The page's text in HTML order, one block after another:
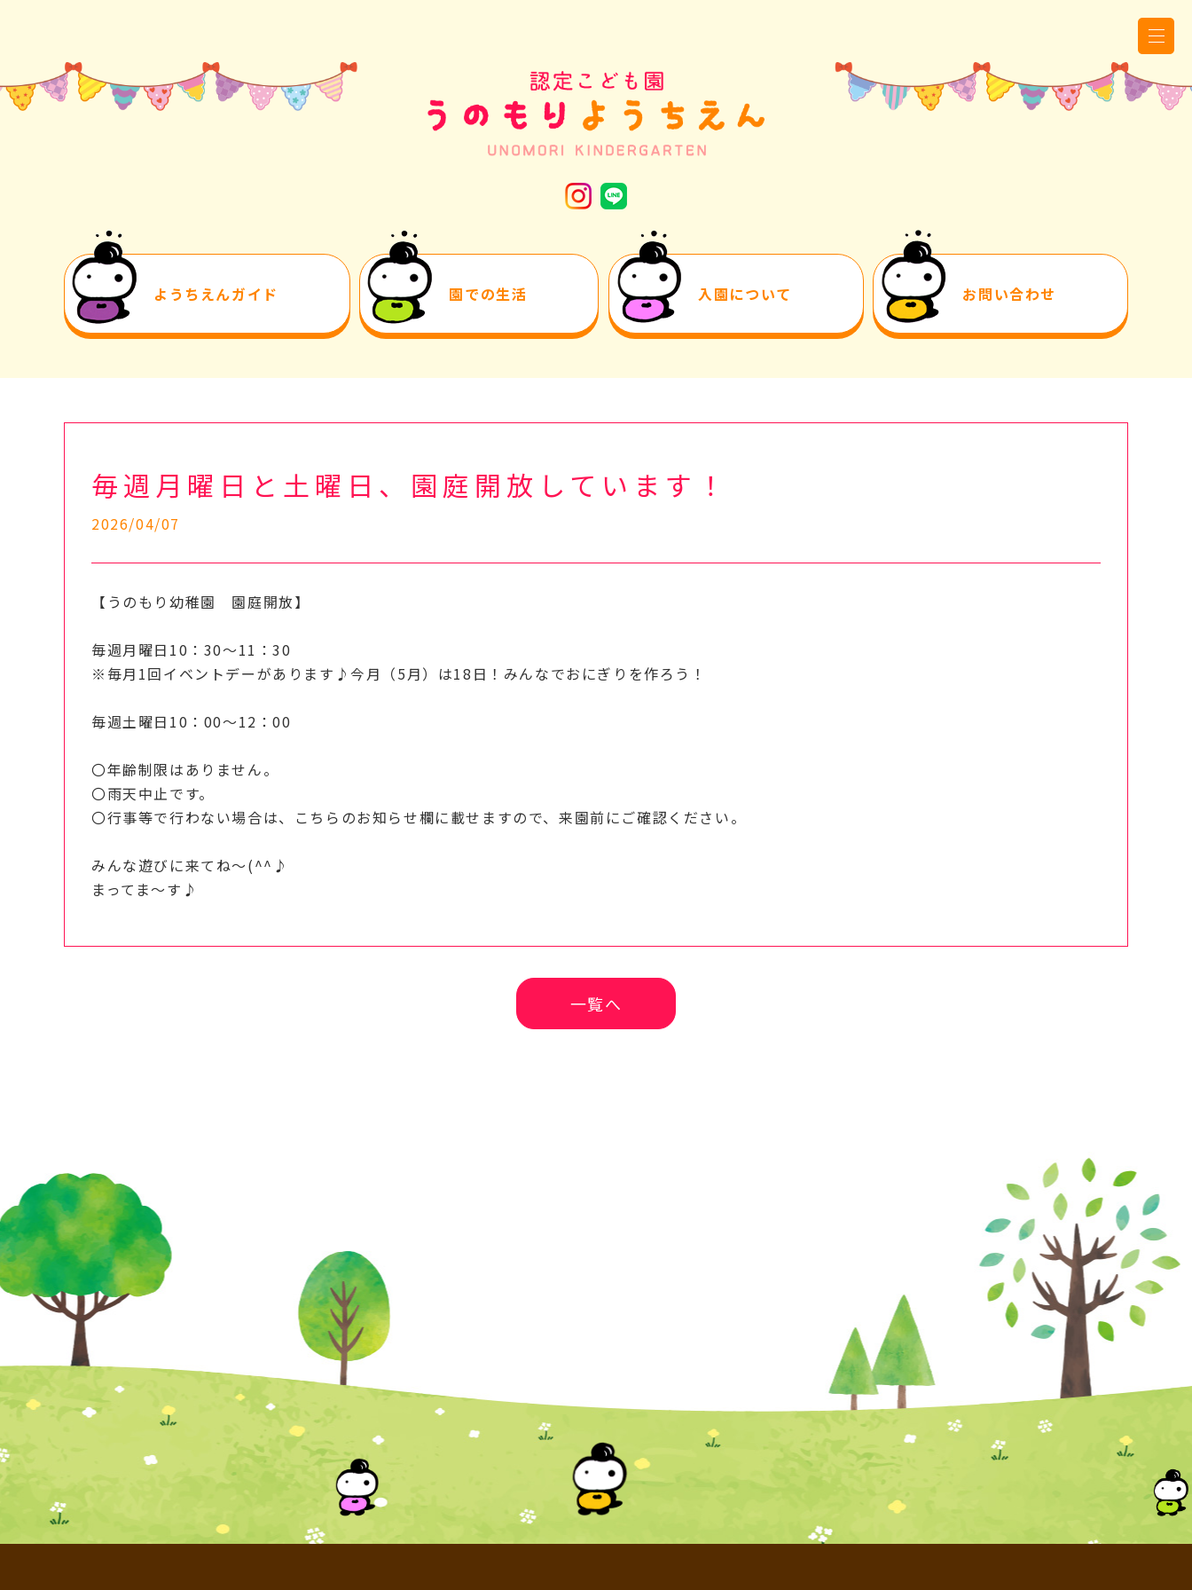
ようちえんガイド 園での生活 入園について お問い合わせ
毎週月曜日と土曜日、園庭開放しています！
2026/04/07
【うのもり幼稚園 園庭開放】
毎週月曜日10：30～11：30
※毎月1回イベントデーがあります♪今月（5月）は18日！みんなでおにぎりを作ろう！
毎週土曜日10：00～12：00
〇年齢制限はありません。
〇雨天中止です。
〇行事等で行わない場合は、こちらのお知らせ欄に載せますので、来園前にご確認ください。
みんな遊びに来てね～(^^♪
まってま～す♪
一覧へ